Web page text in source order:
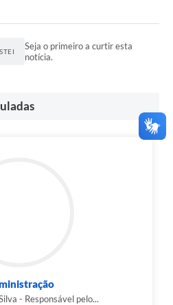
Seja o primeiro a curtir esta
notícia.
- Responsável pelo...